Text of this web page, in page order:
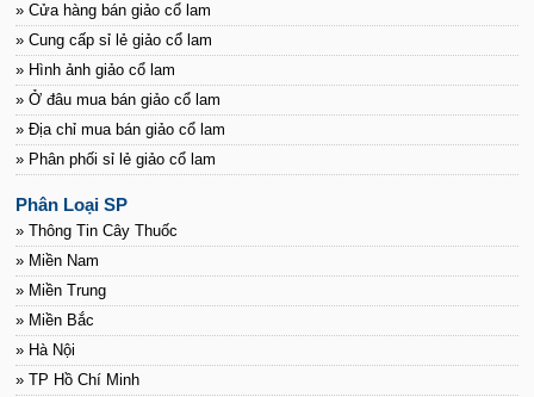
» Cửa hàng bán giảo cổ lam
» Cung cấp sỉ lẻ giảo cổ lam
» Hình ảnh giảo cổ lam
» Ở đâu mua bán giảo cổ lam
» Địa chỉ mua bán giảo cổ lam
» Phân phối sỉ lẻ giảo cổ lam
Phân Loại SP
» Thông Tin Cây Thuốc
» Miền Nam
» Miền Trung
» Miền Bắc
» Hà Nội
» TP Hồ Chí Minh